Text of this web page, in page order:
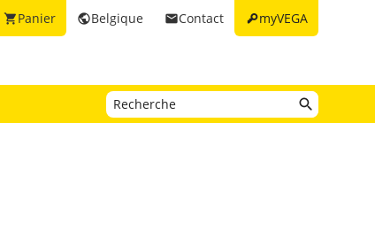
keymyVEGA
emailContact
publicBelgique
shopping_cartPanier